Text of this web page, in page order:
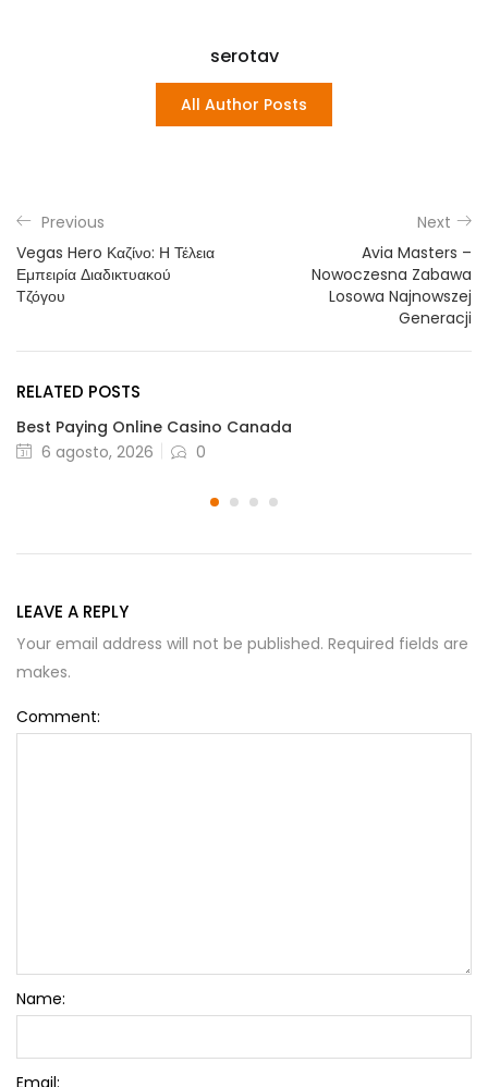
serotav
All Author Posts
Previous
Vegas Hero Καζίνο: Η Τέλεια
Εμπειρία Διαδικτυακού
Τζόγου
Next
Avia Masters –
Nowoczesna Zabawa
Losowa Najnowszej
Generacji
RELATED POSTS
Best Paying Online Casino Canada
Posted
6 agosto, 2026 0
LEAVE A REPLY
Your email address will not be published. Required fields are
makes.
Comment:
Name:
Email: